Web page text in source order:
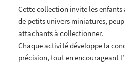
Cette collection invite les
de petits univers miniatures,
attachants à collectionner.
Chaque activité développe la
précision, tout en encourageant